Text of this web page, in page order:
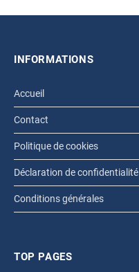
INFORMATIONS
Accueil
Contact
Politique de cookies
Déclaration de confidentialité
Conditions générales
TOP PAGES